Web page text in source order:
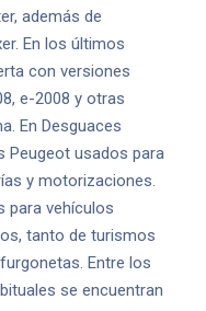
además de
En los últimos
con versiones
e-2008 y otras
En Desguaces
Peugeot usados para
y motorizaciones.
para vehículos
tanto de turismos
Entre los
se encuentran